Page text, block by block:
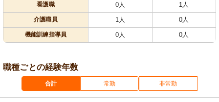
看護職 0人 1人
介護職員 1人 0人
機能訓練指導員 0人 0人
職種ごとの経験年数
合計 常勤 非常勤